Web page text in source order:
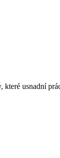
které usnadní